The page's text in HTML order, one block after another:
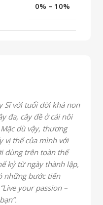
Sĩ với tuổi đời khá non
đa, cây đề ở cái nôi
dù vậy, thương
vị thế của mình với
dùng trên toàn thế
kỷ từ ngày thành lập,
những bước tiến
your passion –
0% – 10%